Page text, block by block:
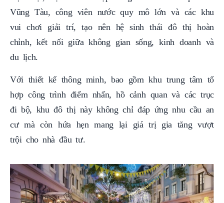
Vũng Tàu, công viên nước quy mô lớn và các khu
vui chơi giải trí, tạo nên hệ sinh thái đô thị hoàn
chỉnh, kết nối giữa không gian sống, kinh doanh và
du lịch.
Với thiết kế thông minh, bao gồm khu trung tâm tổ
hợp công trình điểm nhấn, hồ cảnh quan và các trục
đi bộ, khu đô thị này không chỉ đáp ứng nhu cầu an
cư mà còn hứa hẹn mang lại giá trị gia tăng vượt
trội cho nhà đầu tư.